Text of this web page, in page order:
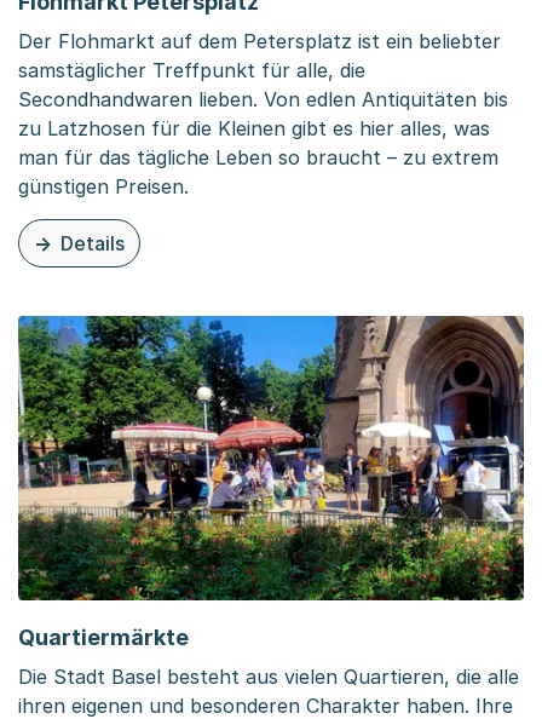
Der Flohmarkt auf dem Petersplatz ist ein beliebter
samstäglicher Treffpunkt für alle, die
Secondhandwaren lieben. Von edlen Antiquitäten bis
zu Latzhosen für die Kleinen gibt es hier alles, was
man für das tägliche Leben so braucht – zu extrem
günstigen Preisen.
Details
zu dieser Seite: Flohmarkt Petersplatz
Quartiermärkte
Die Stadt Basel besteht aus vielen Quartieren, die alle
ihren eigenen und besonderen Charakter haben. Ihre